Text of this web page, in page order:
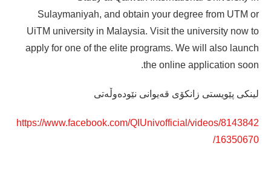
Sulaymaniyah, and obtain your degree from UTM or
UiTM university in Malaysia. Visit the university now to
apply for one of the elite programs. We will also launch
the online application soon.
لینکی پێویستی زانکۆی قەیوانی نێودەوڵەتی
https://www.facebook.com/QIUnivofficial/videos/8143842
16350670/